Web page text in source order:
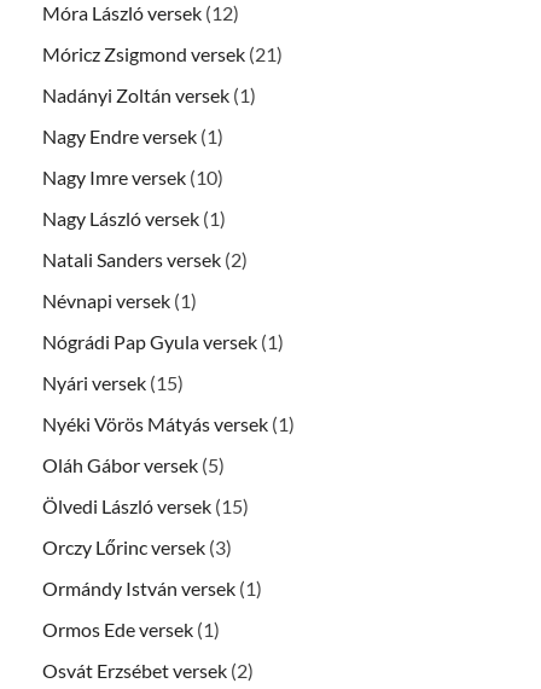
Móra László versek (12)
Móricz Zsigmond versek (21)
Nadányi Zoltán versek (1)
Nagy Endre versek (1)
Nagy Imre versek (10)
Nagy László versek (1)
Natali Sanders versek (2)
Névnapi versek (1)
Nógrádi Pap Gyula versek (1)
Nyári versek (15)
Nyéki Vörös Mátyás versek (1)
Oláh Gábor versek (5)
Ölvedi László versek (15)
Orczy Lőrinc versek (3)
Ormándy István versek (1)
Ormos Ede versek (1)
Osvát Erzsébet versek (2)